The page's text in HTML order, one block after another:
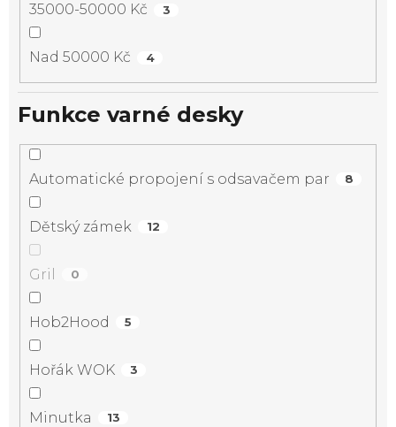
35000-50000 Kč 3
Nad 50000 Kč 4
Funkce varné desky
Automatické propojení s odsavačem par 8
Dětský zámek 12
Gril 0
Hob2Hood 5
Hořák WOK 3
Minutka 13